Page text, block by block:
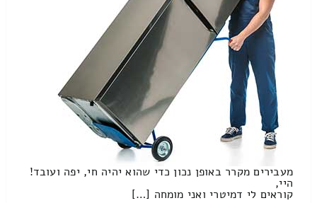
מעבירים מקרר באופן נכון כדי שהוא יהיה חי, יפה ועובד!
היי,
קוראים לי דמיטרי ואני מומחה […]